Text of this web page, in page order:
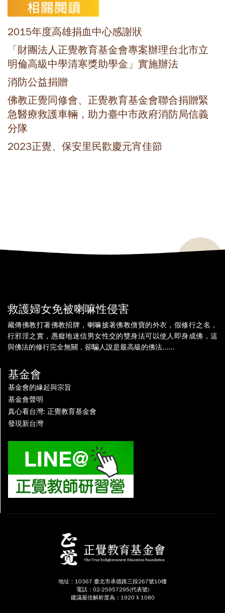
2015年度高雄捐血中心感謝狀
「財團法人正覺教育基金會專案辦理台北市立
明倫高級中學清寒獎助學金」實施辦法
消防公益捐贈
佛教正覺同修會、正覺教育基金會聯合捐贈緊
急醫療救護車輛，助力臺中市政府消防局信義
分隊
2023正覺、保安里民歡慶元宵佳節
救護婦女免被喇嘛性侵害
藏傳佛教打著佛教招牌，喇嘛披著佛教僧寶的外衣，假修行之名，
行邪淫之實，愚癡地迷信男女性交的雙身法可以使人即身成佛，這
與佛法的修行完全無關，卻騙人說是最高級的佛法......
基金會
基金會的緣起與宗旨
基金會聲明
真心看台灣: 正覺教育基金會
發現新台灣
地址：10367 臺北市承德路三段267號10樓
電話：02-25957295(代表號)
建議最佳解析度為：1920 X 1080